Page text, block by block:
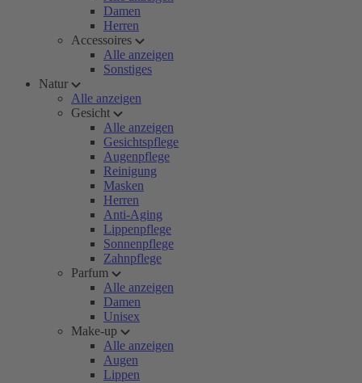
Damen
Herren
Accessoires
Alle anzeigen
Sonstiges
Natur
Alle anzeigen
Gesicht
Alle anzeigen
Gesichtspflege
Augenpflege
Reinigung
Masken
Herren
Anti-Aging
Lippenpflege
Sonnenpflege
Zahnpflege
Parfum
Alle anzeigen
Damen
Unisex
Make-up
Alle anzeigen
Augen
Lippen